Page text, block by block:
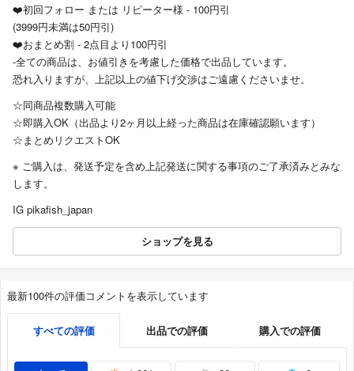
❤️初回フォロー または リピーター様 - 100円引
(3999円未満は50円引)
❤️おまとめ割 - 2点目より100円引
-全ての商品は、お値引きを考慮した価格で出品しています。
恐れ入りますが、上記以上の値下げ交渉はご遠慮くださいませ。
☆同商品複数購入可能
☆即購入OK（出品より2ヶ月以上経った商品は在庫確認願います）
☆まとめリクエストOK
※ ご購入は、発送予定を含め上記発送に関する事項のご了承済みとみな
します。
IG pikafish_japan
ショップを見る
最新100件の評価コメントを表示しています
すべての評価 出品での評価 購入での評価